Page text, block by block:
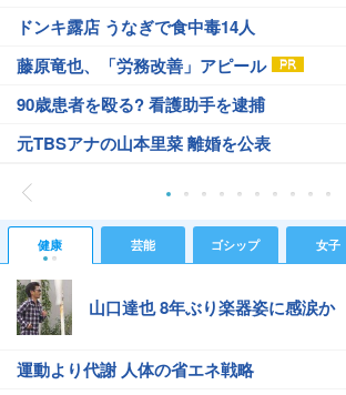
ドンキ露店 うなぎで食中毒14人
藤原竜也、「労務改善」アピール
90歳患者を殴る? 看護助手を逮捕
元TBSアナの山本里菜 離婚を公表
健康 芸能 ゴシップ 女子
山口達也 8年ぶり楽器姿に感涙か
運動より代謝 人体の省エネ戦略